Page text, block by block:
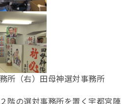
所（右）田母神選対事務所
階の選対事務所を置く宇都宮陣